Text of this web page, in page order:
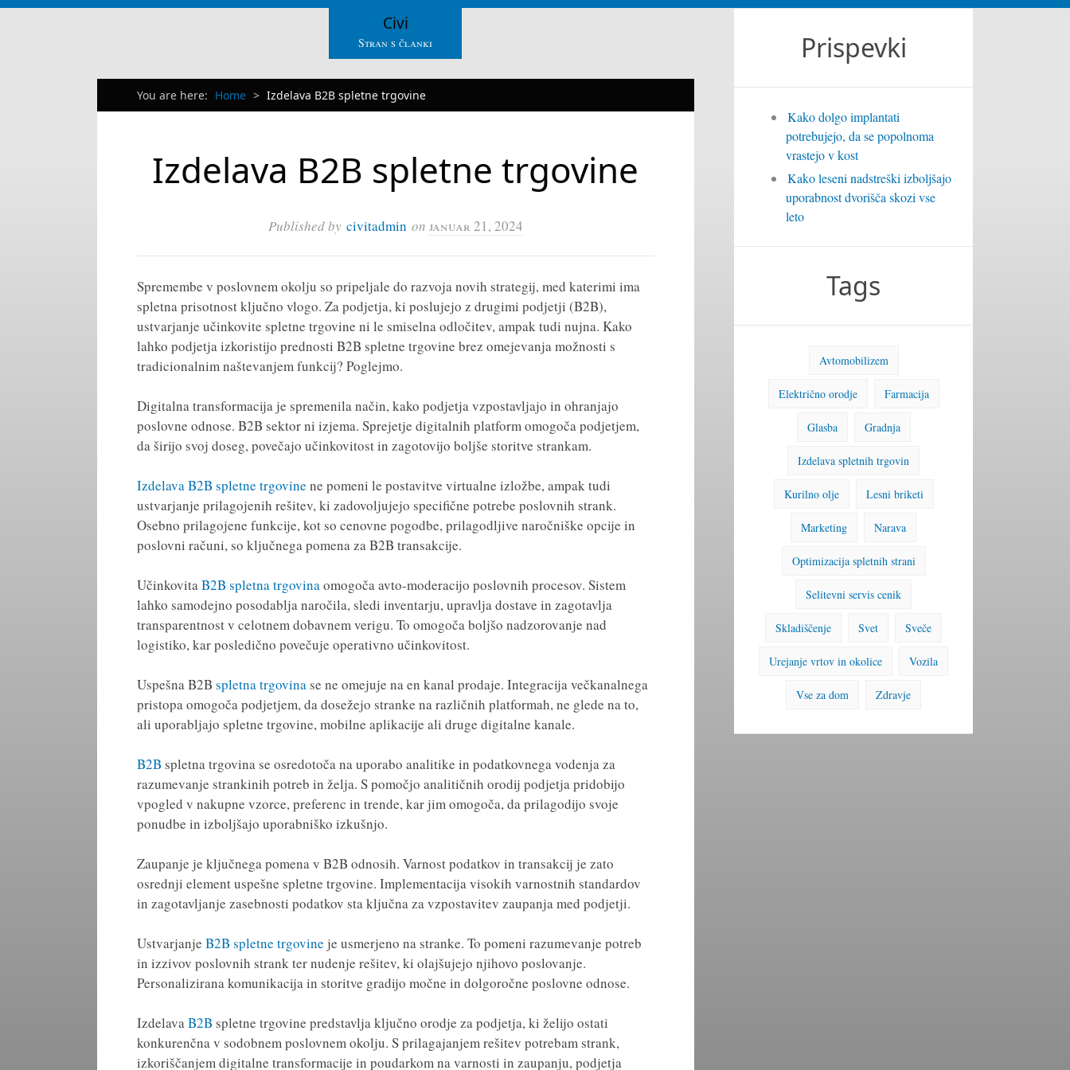
Civi
Stran s članki
You are here: Home > Izdelava B2B spletne trgovine
Izdelava B2B spletne trgovine
Published by civitadmin on januar 21, 2024
Spremembe v poslovnem okolju so pripeljale do razvoja novih strategij, med katerimi ima
spletna prisotnost ključno vlogo. Za podjetja, ki poslujejo z drugimi podjetji (B2B),
ustvarjanje učinkovite spletne trgovine ni le smiselna odločitev, ampak tudi nujna. Kako
lahko podjetja izkoristijo prednosti B2B spletne trgovine brez omejevanja možnosti s
tradicionalnim naštevanjem funkcij? Poglejmo.
Digitalna transformacija je spremenila način, kako podjetja vzpostavljajo in ohranjajo
poslovne odnose. B2B sektor ni izjema. Sprejetje digitalnih platform omogoča podjetjem,
da širijo svoj doseg, povečajo učinkovitost in zagotovijo boljše storitve strankam.
Izdelava B2B spletne trgovine ne pomeni le postavitve virtualne izložbe, ampak tudi
ustvarjanje prilagojenih rešitev, ki zadovoljujejo specifične potrebe poslovnih strank.
Osebno prilagojene funkcije, kot so cenovne pogodbe, prilagodljive naročniške opcije in
poslovni računi, so ključnega pomena za B2B transakcije.
UčinkovitaB2B spletna trgovinaomogoča avto-moderacijo poslovnih procesov. Sistem
lahko samodejno posodablja naročila, sledi inventarju, upravlja dostave in zagotavlja
transparentnost v celotnem dobavnem verigu. To omogoča boljšo nadzorovanje nad
logistiko, kar posledično povečuje operativno učinkovitost.
Uspešna B2B spletna trgovina se ne omejuje na en kanal prodaje. Integracija večkanalnega
pristopa omogoča podjetjem, da dosežejo stranke na različnih platformah, ne glede na to,
ali uporabljajo spletne trgovine, mobilne aplikacije ali druge digitalne kanale.
B2B spletna trgovina se osredotoča na uporabo analitike in podatkovnega vodenja za
razumevanje strankinih potreb in želja. S pomočjo analitičnih orodij podjetja pridobijo
vpogled v nakupne vzorce, preferenc in trende, kar jim omogoča, da prilagodijo svoje
ponudbe in izboljšajo uporabniško izkušnjo.
Zaupanje je ključnega pomena v B2B odnosih. Varnost podatkov in transakcij je zato
osrednji element uspešne spletne trgovine. Implementacija visokih varnostnih standardov
in zagotavljanje zasebnosti podatkov sta ključna za vzpostavitev zaupanja med podjetji.
Ustvarjanje B2B spletne trgovine je usmerjeno na stranke. To pomeni razumevanje potreb
in izzivov poslovnih strank ter nudenje rešitev, ki olajšujejo njihovo poslovanje.
Personalizirana komunikacija in storitve gradijo močne in dolgoročne poslovne odnose.
IzdelavaB2B spletne trgovine predstavlja ključno orodje za podjetja, ki želijo ostati
konkurenčna v sodobnem poslovnem okolju. S prilagajanjem rešitev potrebam strank,
izkoriščanjem digitalne transformacije in poudarkom na varnosti in zaupanju, podjetja
Prispevki
Kako dolgo implantati
potrebujejo, da se popolnoma
vrastejo v kost
Kako leseni nadstreški izboljšajo
uporabnost dvorišča skozi vse
leto
Tags
Avtomobilizem
Električno orodje Farmacija
Glasba Gradnja
Izdelava spletnih trgovin
Kurilno olje Lesni briketi
Marketing Narava
Optimizacija spletnih strani
Selitevni servis cenik
Skladiščenje Svet Sveče
Urejanje vrtov in okolice Vozila
Vse za dom Zdravje